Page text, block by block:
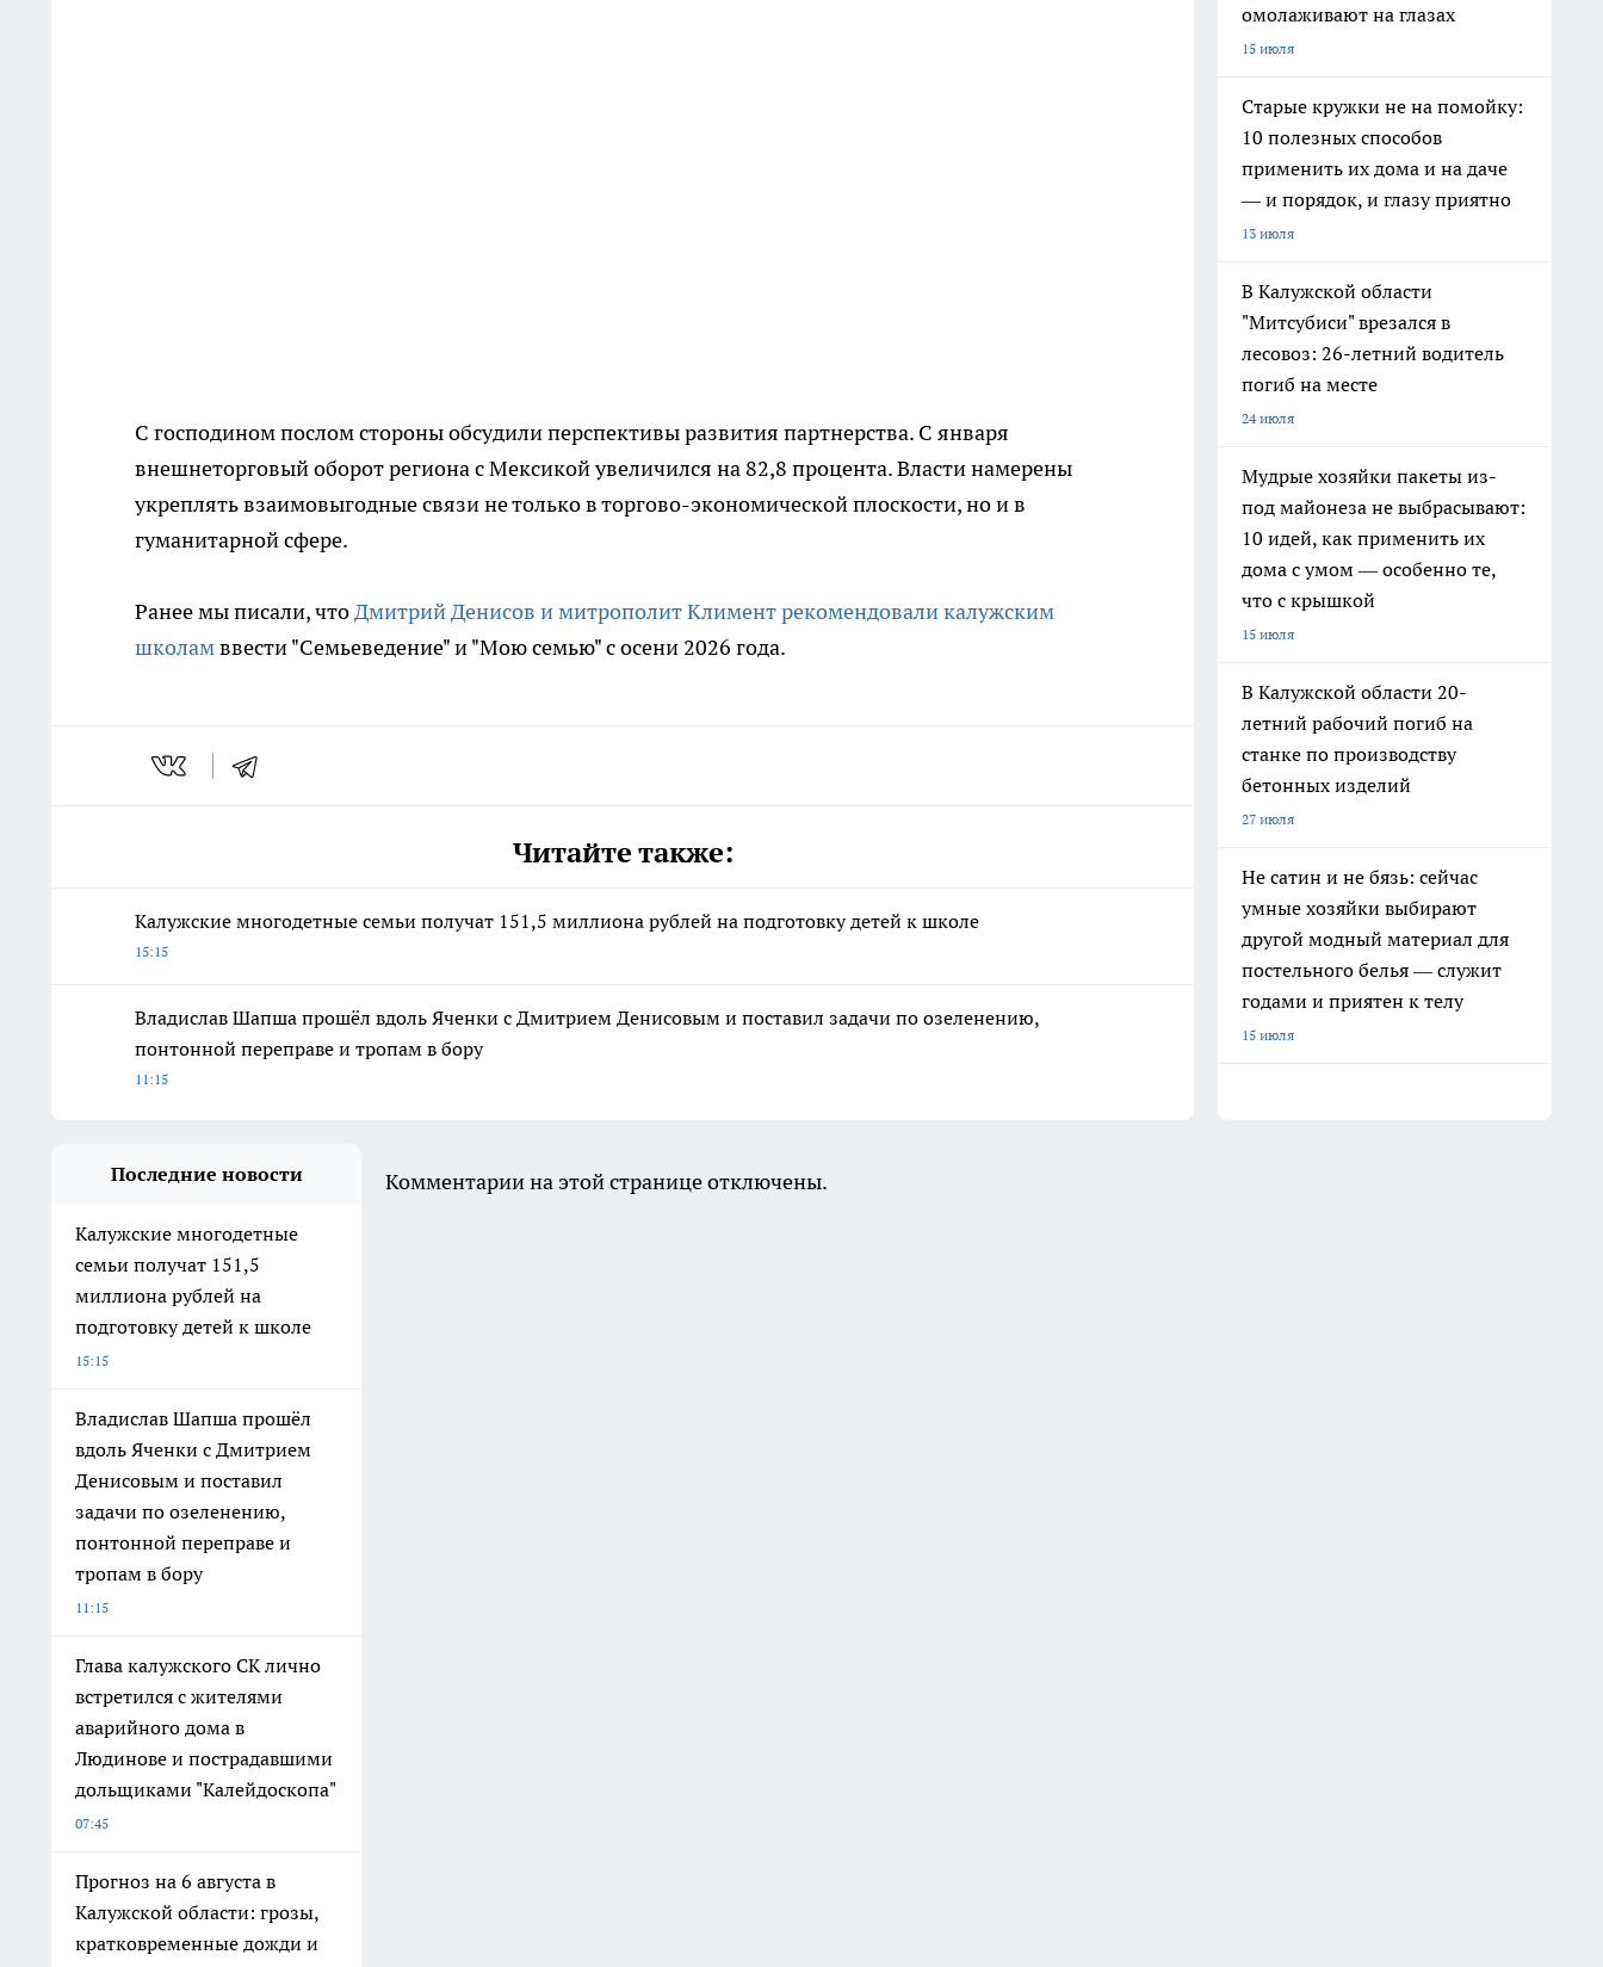
С господином послом стороны обсудили перспективы развития партнерства. С января
внешнеторговый оборот региона с Мексикой увеличился на 82,8 процента. Власти намерены
укреплять взаимовыгодные связи не только в торгово-экономической плоскости, но и в
гуманитарной сфере.
Ранее мы писали, чтоДмитрий Денисов и митрополит Климент рекомендовали калужским
школамввести "Семьеведение" и "Мою семью" с осени 2026 года.
Читайте также:
Калужские многодетные семьи получат 151,5 миллиона рублей на подготовку детей к школе
15:15
Владислав Шапша прошёл вдоль Яченки с Дмитрием Денисовым и поставил задачи по озеленению,
понтонной переправе и тропам в бору
11:15
омолаживают на глазах
15 июля
Старые кружки не на помойку:
10 полезных способов
применить их дома и на даче
— и порядок, и глазу приятно
13 июля
В Калужской области
"Митсубиси" врезался в
лесовоз: 26-летний водитель
погиб на месте
24 июля
Мудрые хозяйки пакеты из-
под майонеза не выбрасывают:
10 идей, как применить их
дома с умом — особенно те,
что с крышкой
15 июля
В Калужской области 20-
летний рабочий погиб на
станке по производству
бетонных изделий
27 июля
Не сатин и не бязь: сейчас
умные хозяйки выбирают
другой модный материал для
постельного белья — служит
годами и приятен к телу
15 июля
Последние новости
Калужские многодетные
семьи получат 151,5
миллиона рублей на
подготовку детей к школе
15:15
Владислав Шапша прошёл
вдоль Яченки с Дмитрием
Денисовым и поставил
задачи по озеленению,
понтонной переправе и
тропам в бору
11:15
Глава калужского СК лично
встретился с жителями
аварийного дома в
Людинове и пострадавшими
дольщиками "Калейдоскопа"
07:45
Прогноз на 6 августа в
Калужской области: грозы,
кратковременные дожди и
Комментарии на этой странице отключены.